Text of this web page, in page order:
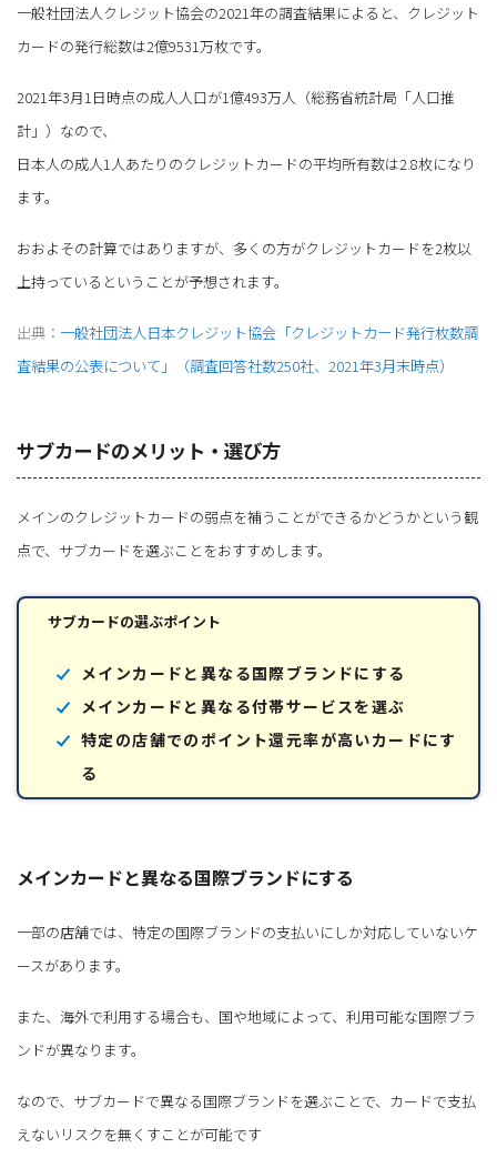
一般社団法人クレジット協会の2021年の調査結果によると、クレジット
カードの発行総数は2億9531万枚です。
2021年3月1日時点の成人人口が1億493万人（総務省統計局「人口推
計」）なので、
日本人の成人1人あたりのクレジットカードの平均所有数は2.8枚になり
ます。
おおよその計算ではありますが、多くの方がクレジットカードを2枚以
上持っているということが予想されます。
出典： 一般社団法人日本クレジット協会「クレジットカード発行枚数調
査結果の公表について」（調査回答社数250社、2021年3月末時点）
サブカードのメリット・選び方
メインのクレジットカードの弱点を補うことができるかどうかという観
点で、サブカードを選ぶことをおすすめします。
サブカードの選ぶポイント
メインカードと異なる国際ブランドにする
メインカードと異なる付帯サービスを選ぶ
特定の店舗でのポイント還元率が高いカードにす
る
メインカードと異なる国際ブランドにする
一部の店舗では、特定の国際ブランドの支払いにしか対応していないケ
ースがあります。
また、海外で利用する場合も、国や地域によって、利用可能な国際ブラ
ンドが異なります。
なので、サブカードで異なる国際ブランドを選ぶことで、カードで支払
えないリスクを無くすことが可能です